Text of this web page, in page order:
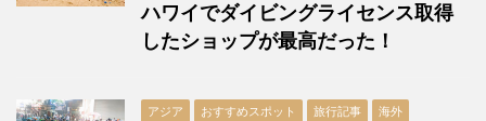
ハワイでダイビングライセンス取得
したショップが最高だった！
アジア おすすめスポット 旅行記事 海外